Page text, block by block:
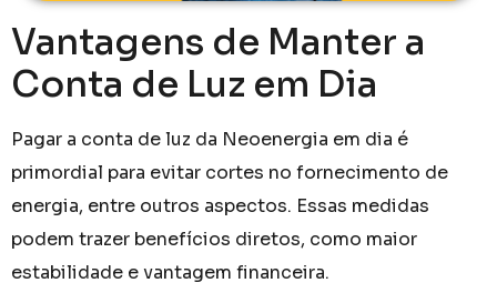
Vantagens de Manter a
Conta de Luz em Dia
Pagar a conta de luz da Neoenergia em dia é
primordial para evitar cortes no fornecimento de
energia, entre outros aspectos. Essas medidas
podem trazer benefícios diretos, como maior
estabilidade e vantagem financeira.